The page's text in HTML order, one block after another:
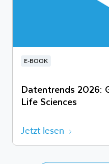
E-BOOK
Datentrends 2026:
Life Sciences
Jetzt lesen